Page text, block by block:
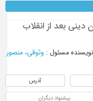
بعد از انقلاب
نویسنده مسئول : وثوقی، منصور
آدرس
پیشنهاد دیگران